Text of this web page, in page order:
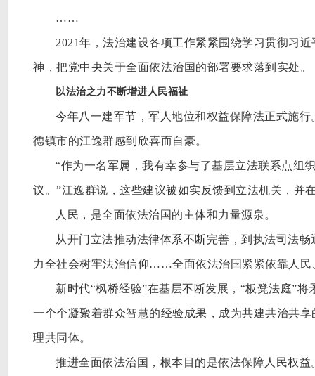
……
2021年，法治建设各项工作紧紧围绕学习贯彻习
神，把党中央关于全面依法治国的部署要求落到实处。
以法治之力不断增进人民福祉
今年八一建军节，军人地位和权益保障法正式施
德镇市的江逸群感到欣喜而自豪。
“作为一名军属，我有幸参与了基层立法联系点组
议。”江逸群说，这些建议被如实反馈到立法机关，并
人民，是全面依法治国的主体和力量源泉。
从开门立法推动法律体系不断完善，到执法司法
力全社会树牢法治信仰……全面依法治国紧紧依靠人民
新时代“枫桥经验”在基层不断发展，“板凳法庭”
一个个凝聚着群众智慧的经验成果，成为共建共治共
理共同体。
推进全面依法治国，根本目的是依法保障人民权益